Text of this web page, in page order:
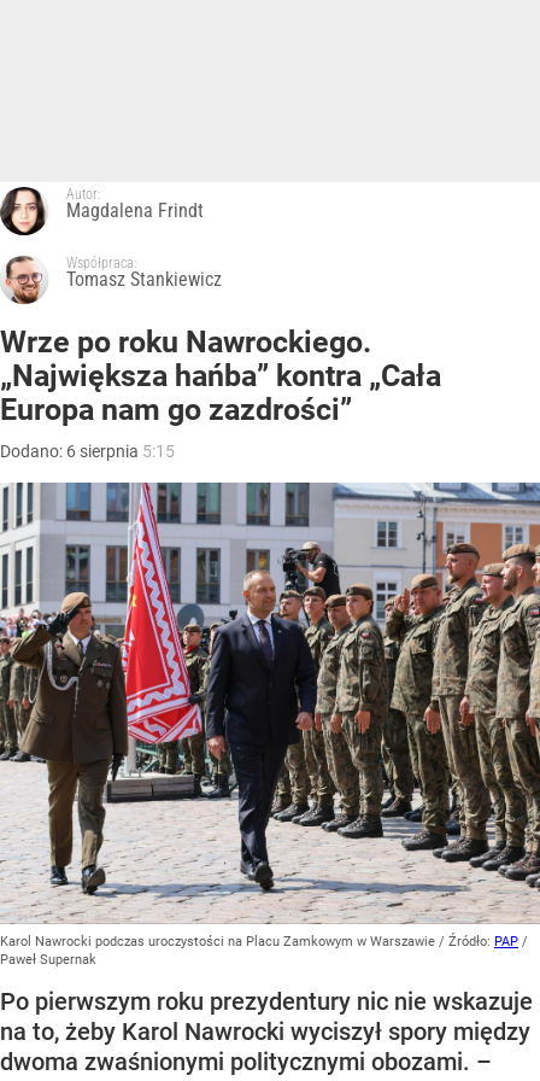
Autor:
Magdalena Frindt
Współpraca:
Tomasz Stankiewicz
Wrze po roku Nawrockiego.
„Największa hańba” kontra „Cała
Europa nam go zazdrości”
Dodano: 6 sierpnia 5:15
Karol Nawrocki podczas uroczystości na Placu Zamkowym w Warszawie / Źródło: PAP /
Paweł Supernak
Po pierwszym roku prezydentury nic nie wskazuje
na to, żeby Karol Nawrocki wyciszył spory między
dwoma zwaśnionymi politycznymi obozami. –